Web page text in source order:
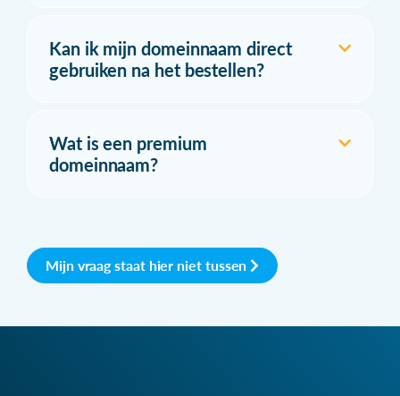
Kan ik mijn domeinnaam direct
gebruiken na het bestellen?
Wat is een premium
domeinnaam?
Mijn vraag staat hier niet tussen